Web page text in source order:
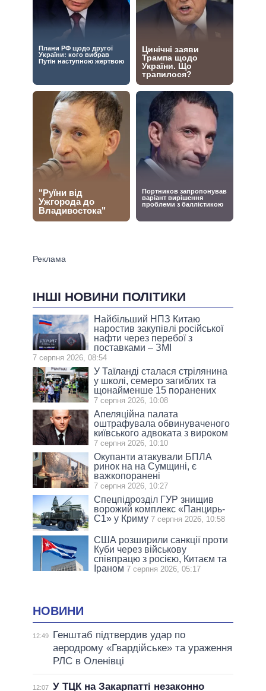
ІНШІ НОВИНИ ПОЛІТИКИ
Найбільший НПЗ Китаю
наростив закупівлі російської
нафти через перебої з
поставками – ЗМІ
7 серпня 2026, 08:54
У Таїланді сталася стрілянина
у школі, семеро загиблих та
щонайменше 15 поранених
7 серпня 2026, 10:08
Апеляційна палата
оштрафувала обвинуваченого
київського адвоката з вироком
7 серпня 2026, 10:10
Окупанти атакували БПЛА
ринок на на Сумщині, є
важкопоранені
7 серпня 2026, 10:27
Спецпідрозділ ГУР знищив
ворожий комплекс «Панцирь-
С1» у Криму 7 серпня 2026, 10:58
США розширили санкції проти
Куби через військову
співпрацю з росією, Китаєм та
Іраном 7 серпня 2026, 05:17
НОВИНИ
12:49
Генштаб підтвердив удар по
аеродрому «Гвардійське» та ураження
РЛС в Оленівці
12:07 У ТЦК на Закарпатті незаконно